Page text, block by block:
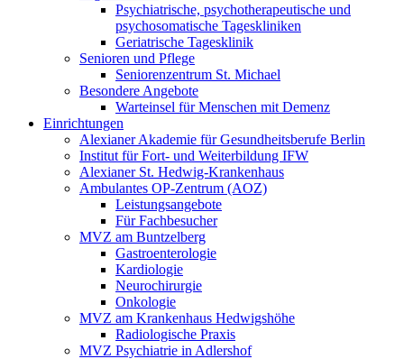
Psychiatrische, psychotherapeutische und
psychosomatische Tageskliniken
Geriatrische Tagesklinik
Senioren und Pflege
Seniorenzentrum St. Michael
Besondere Angebote
Warteinsel für Menschen mit Demenz
Einrichtungen
Alexianer Akademie für Gesundheitsberufe Berlin
Institut für Fort- und Weiterbildung IFW
Alexianer St. Hedwig-Krankenhaus
Ambulantes OP-Zentrum (AOZ)
Leistungsangebote
Für Fachbesucher
MVZ am Buntzelberg
Gastroenterologie
Kardiologie
Neurochirurgie
Onkologie
MVZ am Krankenhaus Hedwigshöhe
Radiologische Praxis
MVZ Psychiatrie in Adlershof